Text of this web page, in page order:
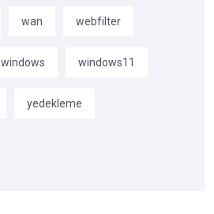
wan webfilter
windows windows11
yedekleme